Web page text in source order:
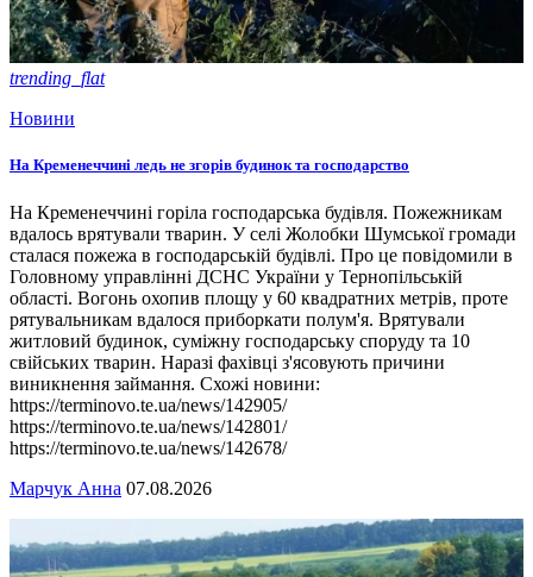
trending_flat
Новини
На Кременеччині ледь не згорів будинок та господарство
На Кременеччині горіла господарська будівля. Пожежникам
вдалось врятували тварин. У селі Жолобки Шумської громади
сталася пожежа в господарській будівлі. Про це повідомили в
Головному управлінні ДСНС України у Тернопільській
області. Вогонь охопив площу у 60 квадратних метрів, проте
рятувальникам вдалося приборкати полум'я. Врятували
житловий будинок, суміжну господарську споруду та 10
свійських тварин. Наразі фахівці з'ясовують причини
виникнення займання. Схожі новини:
https://terminovo.te.ua/news/142905/
https://terminovo.te.ua/news/142801/
https://terminovo.te.ua/news/142678/
Марчук Анна 07.08.2026